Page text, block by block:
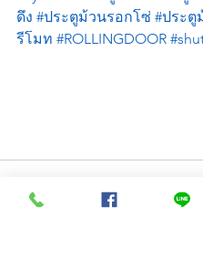
ดึง #ประตูม้วนรอกโซ่ #ประตู
รีโมท #ROLLINGDOOR